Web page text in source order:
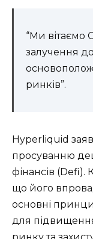
“Ми вітаємо
залучення
ринків”.
Hyperliquid
просуванню
фінансів
що його
основні
для підвищення